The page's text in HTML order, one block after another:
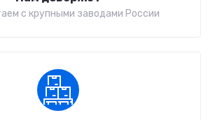
с крупными заводами России